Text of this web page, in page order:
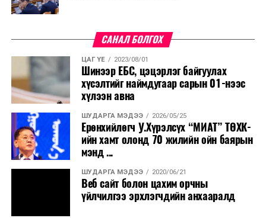
САНАЛ БОЛГОХ
ЦАГ ҮЕ 2023/08/01
Шинээр ЕБС, цэцэрлэг байгуулах
хүсэлтийг наймдугаар сарын 01-нээс
хүлээн авна
ШУДАРГА МЭДЭЭ 2026/05/25
Ерөнхийлөгч У.Хүрэлсүх “МИАТ” ТӨХК-
ийн хамт олонд 70 жилийн ойн баярын
мэнд ...
ШУДАРГА МЭДЭЭ 2020/06/21
Веб сайт болон цахим орчны
үйлчилгээ эрхлэгчдийн анхааралд